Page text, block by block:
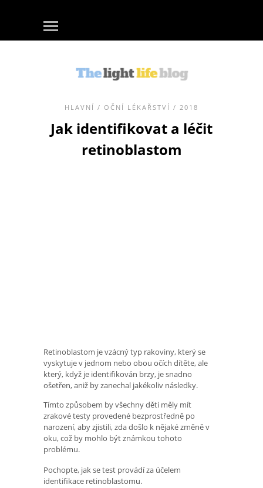
HLAVNÍ / OČNÍ LÉKAŘSTVÍ / 2018
Jak identifikovat a léčit
retinoblastom
Retinoblastom je vzácný typ rakoviny, který se
vyskytuje v jednom nebo obou očích dítěte, ale
který, když je identifikován brzy, je snadno
ošetřen, aniž by zanechal jakékoliv následky.
Tímto způsobem by všechny děti měly mít
zrakové testy provedené bezprostředně po
narození, aby zjistili, zda došlo k nějaké změně v
oku, což by mohlo být známkou tohoto
problému.
Pochopte, jak se test provádí za účelem
identifikace retinoblastomu.